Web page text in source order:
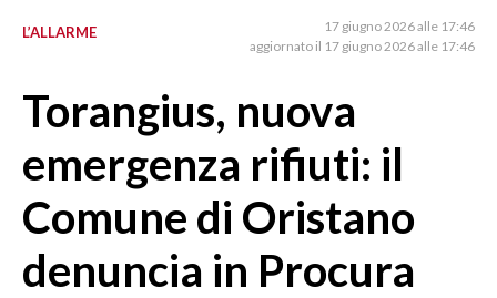
SULCIS IGLESIENTE
SASSARI E PROVINCIA
GALLURA
NUORO E PROVINCIA
OGLIASTRA
AGENDA
L’ALLARME
17 giugno 2026 alle 17:46
aggiornato il 17 giugno 2026 alle 17:46
Torangius, nuova
emergenza rifiuti: il
Comune di Oristano
denuncia in Procura